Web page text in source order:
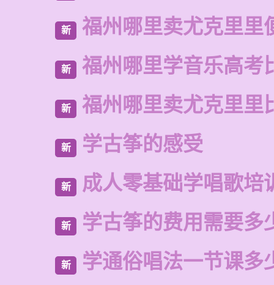
新 福州哪里卖尤克里里
新 福州哪里学音乐高考
新 福州哪里卖尤克里里
新 学古筝的感受
新 成人零基础学唱歌培
新 学古筝的费用需要多
新 学通俗唱法一节课多